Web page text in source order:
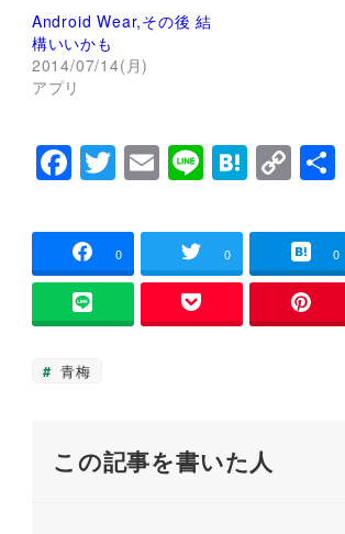
新
し
い
ウ
ィ
ン
で
開
き
ま
リ
ッ
ク
し
て
(
新
し
い
ウ
で
開
す
Android Wear,その後 結
構いいかも
2014/07/14(月)
アプリ
F
c
e
b
o
o
T
tt
er
E
ai
l
Li
e
H
e
n
C
p
y
Li
n
共
0 0 0
青梅
この記事を書いた人